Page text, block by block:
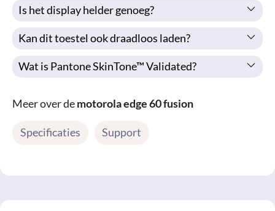
Is het display helder genoeg?
Kan dit toestel ook draadloos laden?
Wat is Pantone SkinTone™ Validated?
Meer over demotorola edge 60 fusion
Specificaties Support